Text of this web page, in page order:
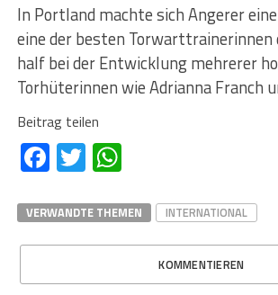
In Portland machte sich Angerer
eine der besten Torwarttrainerinnen
half bei der Entwicklung mehrerer
Torhüterinnen wie Adrianna Franch
Beitrag teilen
Facebook
TwitterWhatsApp
VERWANDTE THEMEN INTERNATIONAL
KOMMENTIEREN